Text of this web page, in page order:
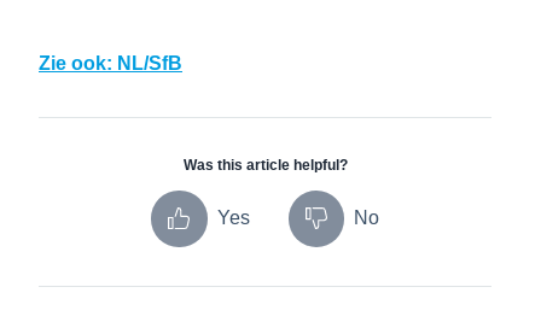
Zie ook: NL/SfB
Was this article helpful?
Yes No